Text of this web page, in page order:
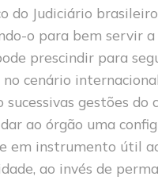
do Judiciário
o para bem servir a
prescindir para
cenário
sucessivas gestões do
ao órgão uma
em instrumento útil
ao invés de